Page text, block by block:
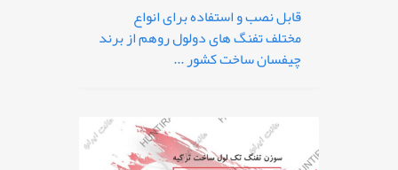
قابل نصب و استفاده برای انواع
مختلف تفنگ های دولول روهم از برند
چیفسان ساخت کشور ...